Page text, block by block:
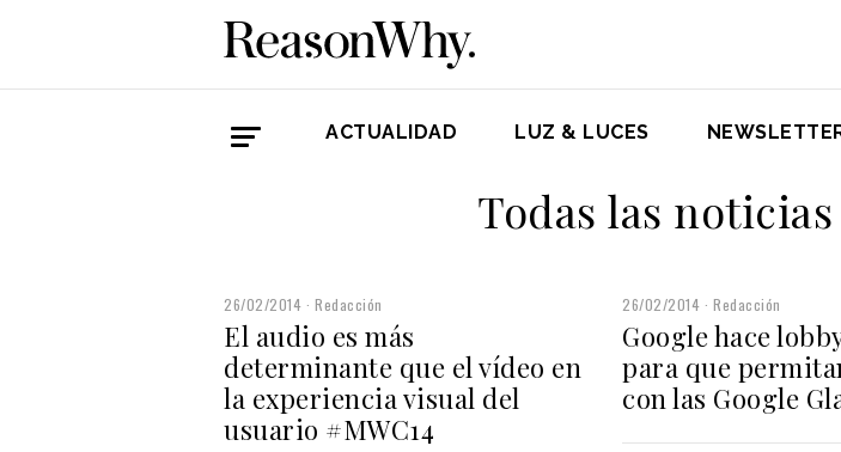
ACTUALIDAD LUZ & LUCES
Todas las
26/02/2014 Redacción
El audio es más
determinante que el vídeo en
la experiencia visual del
usuario #MWC14
26/02/2014 Redacción
Google hace
para que
con las Google